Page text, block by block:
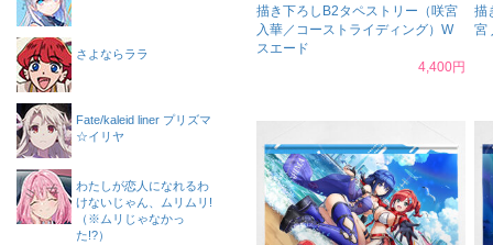
描き下ろしB2タペストリー（咲宮
入華／コーストライディング）W
スエード
4,400円
描
宮
さよならララ
Fate/kaleid liner プリズマ
☆イリヤ
わたしが恋人になれるわ
けないじゃん、ムリムリ!
（※ムリじゃなかっ
た!?）